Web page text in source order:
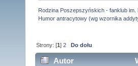
Rodzina Poszepszyńskich - fanklub im.
Humor antracytowy (wg wzornika
Strony: [1]2 Do dołu
Autor